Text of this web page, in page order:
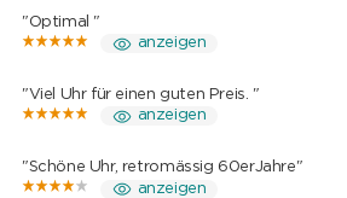
"Optimal "
anzeigen
"Viel Uhr für einen guten Preis. "
anzeigen
"Schöne Uhr, retromässig 60erJahre"
anzeigen